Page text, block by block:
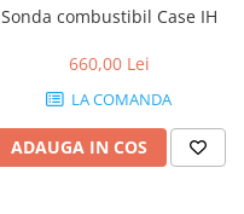
Sonda combustibil Case IH
660,00 Lei
LA COMANDA
ADAUGA IN COS